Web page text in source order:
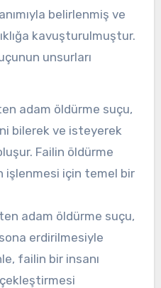
belirlenmiş ve
kavuşturulmuştur.
unsurları
adam öldürme suçu,
bilerek ve isteyerek
Failin öldürme
işlenmesi için temel bir
adam öldürme suçu,
erdirilmesiyle
failin bir insanı